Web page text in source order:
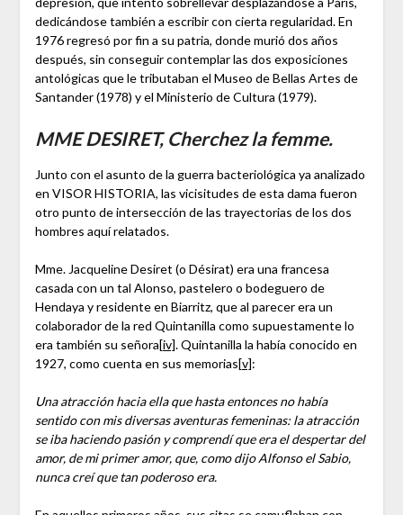
dedicándose también a escribir con cierta regularidad. En
1976 regresó por fin a su patria, donde murió dos años
después, sin conseguir contemplar las dos exposiciones
antológicas que le tributaban el Museo de Bellas Artes de
Santander (1978) y el Ministerio de Cultura (1979).
MME DESIRET, Cherchez la femme.
Junto con el asunto de la guerra bacteriológica ya analizado
en VISOR HISTORIA, las vicisitudes de esta dama fueron
otro punto de intersección de las trayectorias de los dos
hombres aquí relatados.
Mme. Jacqueline Desiret (o Désirat) era una francesa
casada con un tal Alonso, pastelero o bodeguero de
Hendaya y residente en Biarritz, que al parecer era un
colaborador de la red Quintanilla como supuestamente lo
era también su señora[iv]. Quintanilla la había conocido en
1927, como cuenta en sus memorias[v]:
Una atracción hacia ella que hasta entonces no había
sentido con mis diversas aventuras femeninas: la atracción
se iba haciendo pasión y comprendí que era el despertar del
amor, de mi primer amor, que, como dijo Alfonso el Sabio,
nunca creí que tan poderoso era.